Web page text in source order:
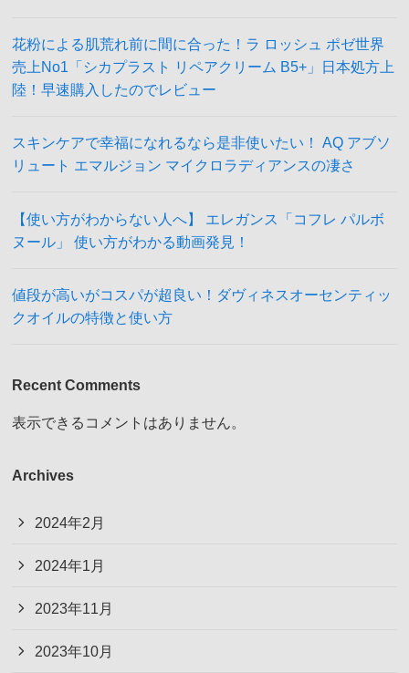
花粉による肌荒れ前に間に合った！ラ ロッシュ ポゼ世界
売上No1「シカプラスト リペアクリーム B5+」日本処方上
陸！早速購入したのでレビュー
スキンケアで幸福になれるなら是非使いたい！ AQ アブソ
リュート エマルジョン マイクロラディアンスの凄さ
【使い方がわからない人へ】 エレガンス「コフレ パルボ
ヌール」 使い方がわかる動画発見！
値段が高いがコスパが超良い！ダヴィネスオーセンティッ
クオイルの特徴と使い方
Recent Comments
表示できるコメントはありません。
Archives
2024年2月
2024年1月
2023年11月
2023年10月